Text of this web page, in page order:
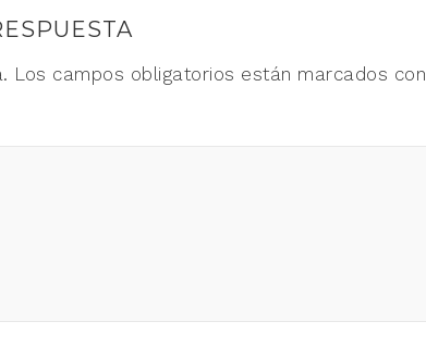
Los campos obligatorios están marcados con